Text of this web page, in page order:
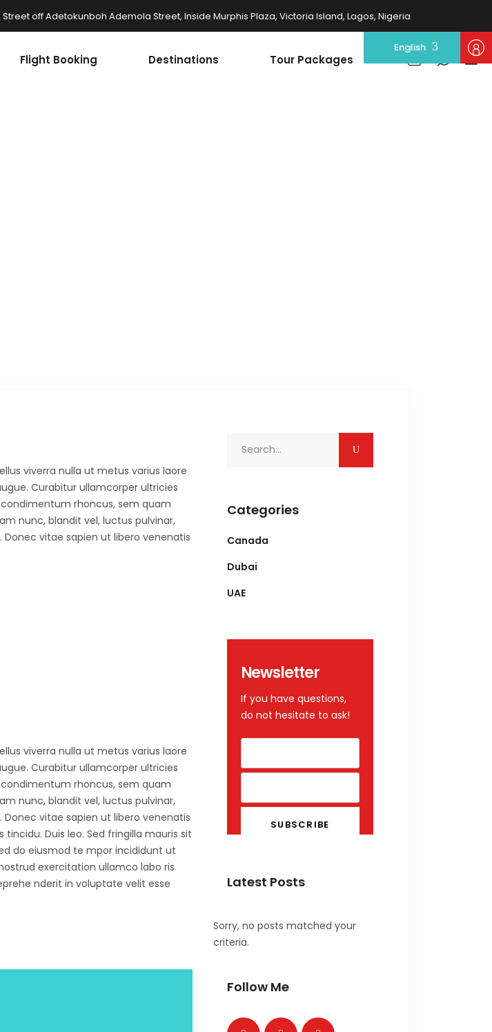
Street off Adetokunboh Ademola Street, Inside Murphis Plaza, Victoria Island, Lagos, Nigeria
English
Flight Booking Destinations Tour Packages
viverra nulla ut metus varius laore
Curabitur ullamcorper ultricies
rhoncus, sem quam
nunc, blandit vel, luctus pulvinar,
vitae sapien ut libero venenatis
viverra nulla ut metus varius laore
Curabitur ullamcorper ultricies
rhoncus, sem quam
nunc, blandit vel, luctus pulvinar,
vitae sapien ut libero venenatis
Duis leo. Sed fringilla mauris sit
do eiusmod te mpor incididunt ut
exercitation ullamco labo ris
nderit in voluptate velit esse
Categories
Canada
Dubai
UAE
Newsletter
If you have questions,
do not hesitate to ask!
Latest Posts
Sorry, no posts matched your
criteria.
Follow Me